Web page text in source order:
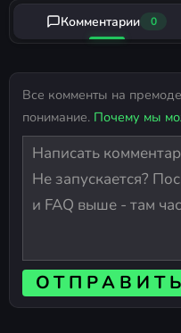
Комментарии 0
Все комменты на
понимание. Почему мы
ОТПРАВИТЬ